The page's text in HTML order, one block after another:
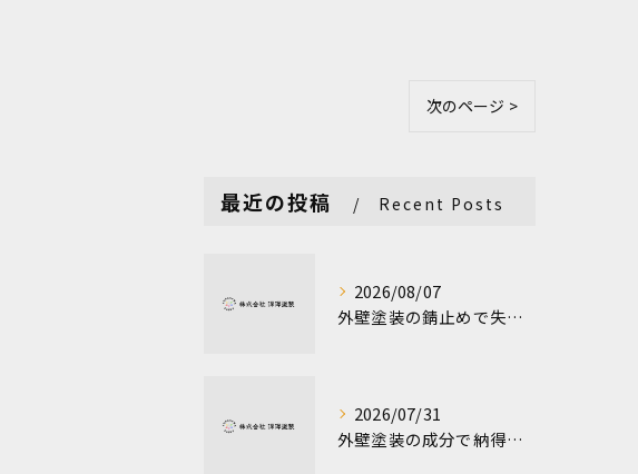
次のページ >
最近の投稿 Recent Posts
2026/08/07
外壁塗装の錆止めで失敗しない選び方と耐用年数を徹底解説
2026/07/31
外壁塗装の成分で納得の価格判断を群馬県みどり市佐波郡玉村町の失敗しない選び方ガイド